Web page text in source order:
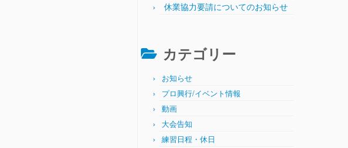
休業協力要請についてのお知らせ
カテゴリー
お知らせ
プロ興行/イベント情報
動画
大会告知
練習日程・休日